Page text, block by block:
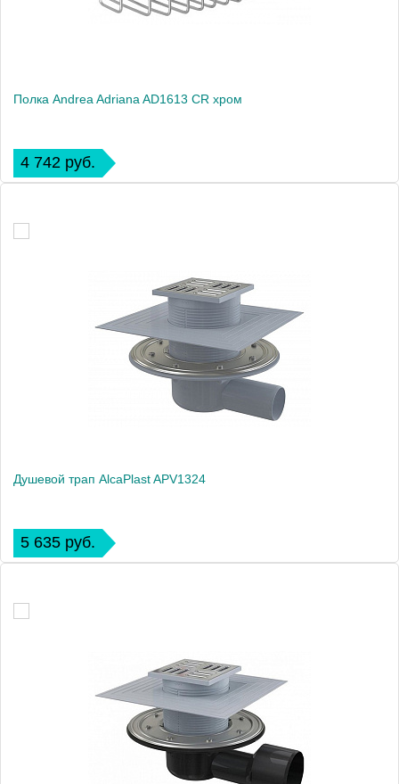
Полка Andrea Adriana AD1613 CR хром
4 742 руб.
Душевой трап AlcaPlast APV1324
5 635 руб.